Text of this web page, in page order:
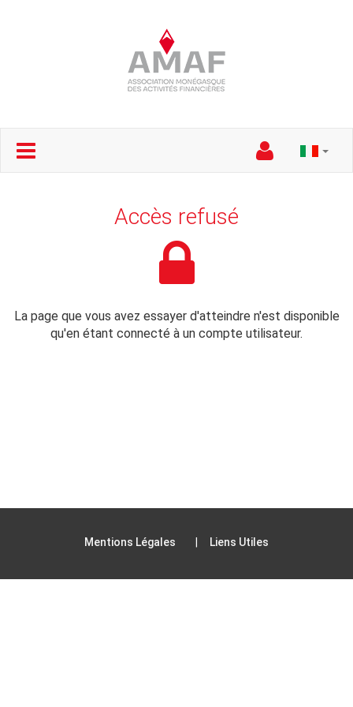
Accès refusé
La page que vous avez essayer d'atteindre n'est disponible
qu'en étant connecté à un compte utilisateur.
Mentions Légales Liens Utiles